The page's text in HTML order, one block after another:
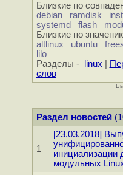
Близкие по
debian
ramdisk
systemd
flash
Близкие по
altlinux
ubuntu
lilo
Разделы -
linux
слов
Раздел новостей
1
[23.03.2018]
инициализации
модульных